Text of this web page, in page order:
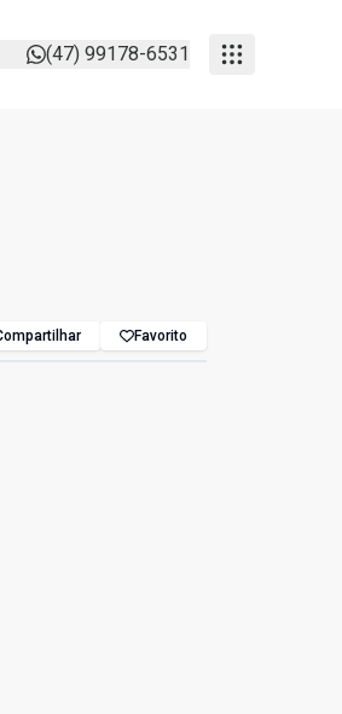
(47) 99178-6531
Favorito